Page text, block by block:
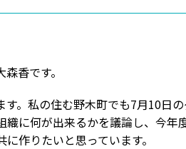
香です。
。私の住む野木町でも7月10日
に何が出来るかを議論し、今年
作りたいと思っています。